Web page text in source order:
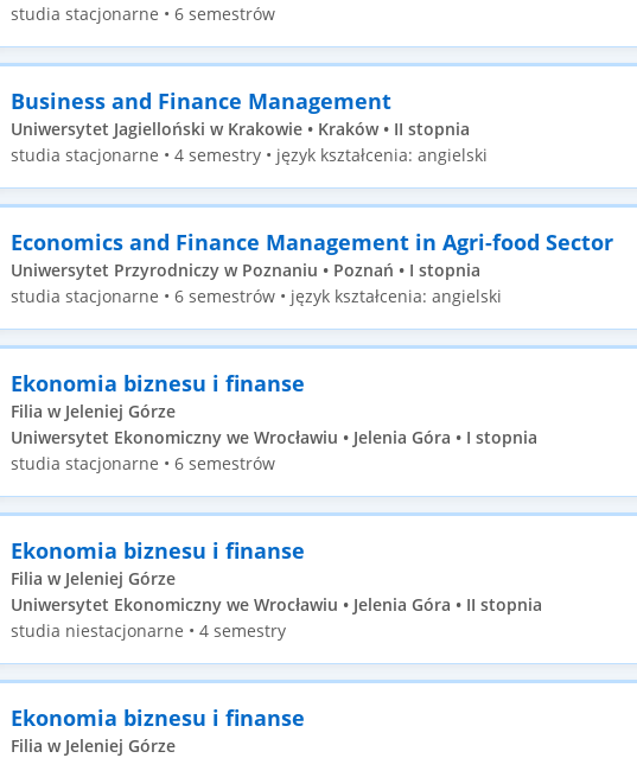
studia stacjonarne • 6 semestrów
Business and Finance Management
Uniwersytet Jagielloński w Krakowie • Kraków • II stopnia
studia stacjonarne • 4 semestry • język kształcenia: angielski
Economics and Finance Management in Agri-food Sector
Uniwersytet Przyrodniczy w Poznaniu • Poznań • I stopnia
studia stacjonarne • 6 semestrów • język kształcenia: angielski
Ekonomia biznesu i finanse
Filia w Jeleniej Górze
Uniwersytet Ekonomiczny we Wrocławiu • Jelenia Góra • I stopnia
studia stacjonarne • 6 semestrów
Ekonomia biznesu i finanse
Filia w Jeleniej Górze
Uniwersytet Ekonomiczny we Wrocławiu • Jelenia Góra • II stopnia
studia niestacjonarne • 4 semestry
Ekonomia biznesu i finanse
Filia w Jeleniej Górze